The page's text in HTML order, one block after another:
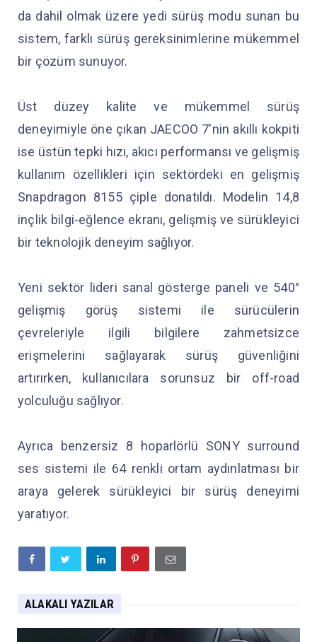
da dahil olmak üzere yedi sürüş modu sunan bu
sistem, farklı sürüş gereksinimlerine mükemmel
bir çözüm sunuyor.
Üst düzey kalite ve mükemmel sürüş
deneyimiyle öne çıkan JAECOO 7'nin akıllı kokpiti
ise üstün tepki hızı, akıcı performansı ve gelişmiş
kullanım özellikleri için sektördeki en gelişmiş
Snapdragon 8155 çiple donatıldı. Modelin 14,8
inçlik bilgi-eğlence ekranı, gelişmiş ve sürükleyici
bir teknolojik deneyim sağlıyor.
Yeni sektör lideri sanal gösterge paneli ve 540°
gelişmiş görüş sistemi ile sürücülerin
çevreleriyle ilgili bilgilere zahmetsizce
erişmelerini sağlayarak sürüş güvenliğini
artırırken, kullanıcılara sorunsuz bir off-road
yolculuğu sağlıyor.
Ayrıca benzersiz 8 hoparlörlü SONY surround
ses sistemi ile 64 renkli ortam aydınlatması bir
araya gelerek sürükleyici bir sürüş deneyimi
yaratıyor.
ALAKALI YAZILAR